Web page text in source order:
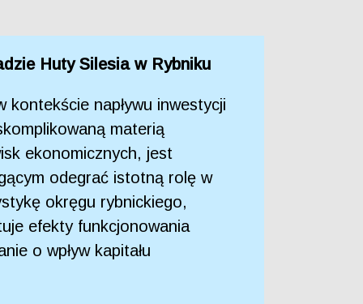
Huty Silesia w Rybniku
napływu inwestycji
materią
ekonomicznych, jest
odegrać istotną rolę w
okręgu rybnickiego,
efekty funkcjonowania
o wpływ kapitału